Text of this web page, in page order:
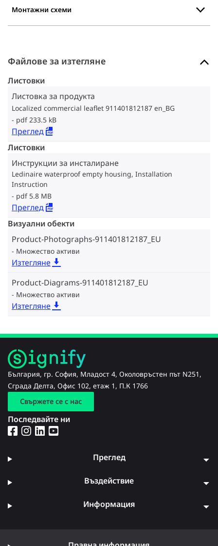
Монтажни схеми
Файлове за изтегляне
Листовки
Листовка за продукта
Localized commercial leaflet 911401812187 en_BG
pdf 233.5 kB
Преглед
Листовки
Инструкции за инсталиране
Ledinaire waterproof empty housing, Installation
Instruction
pdf 5.8 MB
Преглед
Визуални обекти
Product-Photographs-911401812187_EU
Множество активи
Изтегляне
Product-Diagrams-911401812187_EU
Множество активи
Изтегляне
България, гр. София, Младост 4, Околовръстен път N251,
Сграда Делта, Офис 102, етаж 1, П.К 1766
Свържете се с нас
Последвайте ни
Преглед
Въздействие
Информация